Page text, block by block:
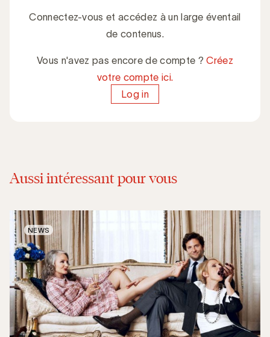
Connectez-vous et accédez à un large éventail
de contenus.
Vous n'avez pas encore de compte ?Créez
votre compte ici.
Log in
Aussi intéressant pour vous
NEWS